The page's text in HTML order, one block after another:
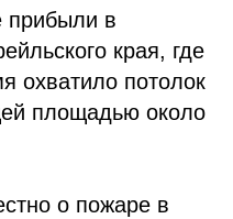
прибыли в
края, где
охватило потолок
площадью около
о пожаре в